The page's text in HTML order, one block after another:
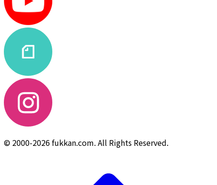
© 2000-2026 fukkan.com. All Rights Reserved.